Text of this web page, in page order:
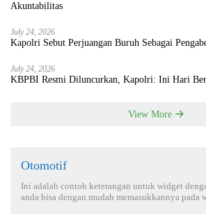
Akuntabilitas
July 24, 2026
Kapolri Sebut Perjuangan Buruh Sebagai
July 24, 2026
KBPBI Resmi Diluncurkan, Kapolri: Ini Hari
View More
Otomotif
Ini adalah contoh keterangan untuk widget
anda bisa dengan mudah memasukkannya pada